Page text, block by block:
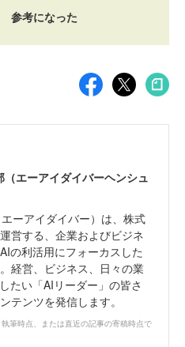
参考になった
エーアイダイバーヘンシュ
エーアイダイバー）は、株式
営する、企業およびビジネ
の利活用にフォーカスした
経営、ビジネス、日々の業
たい「AIリーダー」の皆さ
テンツを発信します。
筆時点、または直近の記事の寄稿時点で